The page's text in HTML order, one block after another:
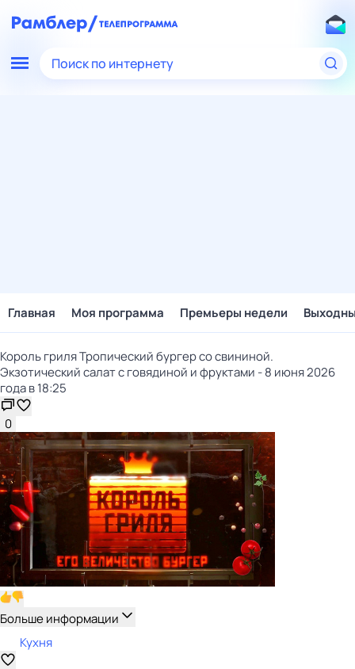
Поиск по интернету
Главная Моя программа Премьеры недели
Король гриля Тропический бургер со свининой.
Экзотический салат с говядиной и фруктами - 8 июня 2026
года в 18:25
0
Больше информации
Кухня